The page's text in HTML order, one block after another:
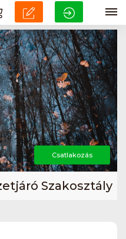
Csatlakozás
Szakosztály